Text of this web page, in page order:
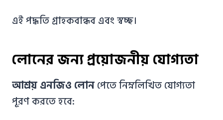
এই পদ্ধতি গ্রাহকবান্ধব এবং স্বচ্ছ।
লোনের জন্য প্রয়োজনীয় যোগ্যতা
আশ্রয় এনজিও লোনপেতে নিম্নলিখিত যোগ্যতা
পূরণ করতে হবে: